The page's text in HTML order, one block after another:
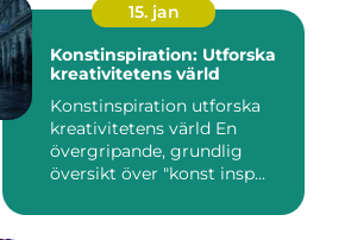
15. jan
Konstinspiration: Utforska
kreativitetens värld
Konstinspiration utforska
kreativitetens värld En
övergripande, grundlig
översikt över "konst insp...